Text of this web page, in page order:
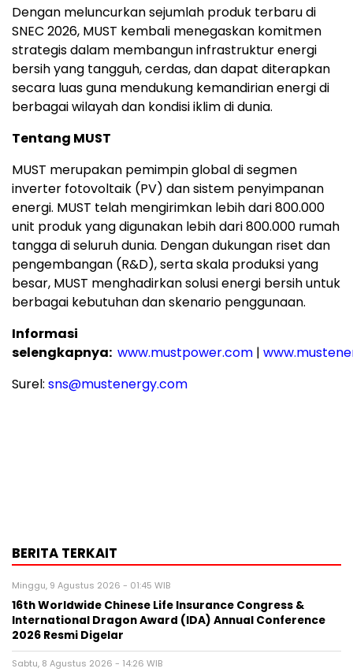
Dengan meluncurkan sejumlah produk terbaru di
SNEC 2026, MUST kembali menegaskan komitmen
strategis dalam membangun infrastruktur energi
bersih yang tangguh, cerdas, dan dapat diterapkan
secara luas guna mendukung kemandirian energi di
berbagai wilayah dan kondisi iklim di dunia.
Tentang MUST
MUST merupakan pemimpin global di segmen
inverter fotovoltaik (PV) dan sistem penyimpanan
energi. MUST telah mengirimkan lebih dari 800.000
unit produk yang digunakan lebih dari 800.000 rumah
tangga di seluruh dunia. Dengan dukungan riset dan
pengembangan (R&D), serta skala produksi yang
besar, MUST menghadirkan solusi energi bersih untuk
berbagai kebutuhan dan skenario penggunaan.
Informasi
selengkapnya: www.mustpower.com |
Surel: sns@mustenergy.com
BERITA TERKAIT
Minggu, 9 Agustus 2026 - 01:45 WIB
16th Worldwide Chinese Life Insurance Congress &
International Dragon Award (IDA) Annual Conference
2026 Resmi Digelar
Sabtu, 8 Agustus 2026 - 14:26 WIB